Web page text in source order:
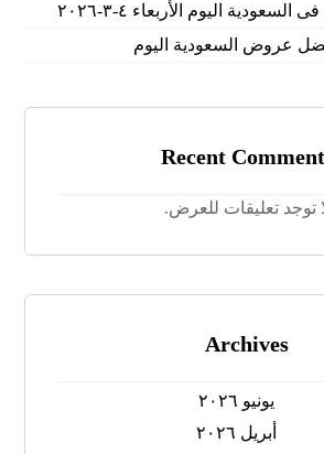
اليوم الأربعاء ٤-٣-٢٠٢٦
عروض السعودية اليوم
Recent
توجد تعليقات للعرض.
Archives
يونيو ٢٠٢٦
أبريل ٢٠٢٦